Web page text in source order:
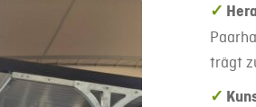
✓
trägt
✓